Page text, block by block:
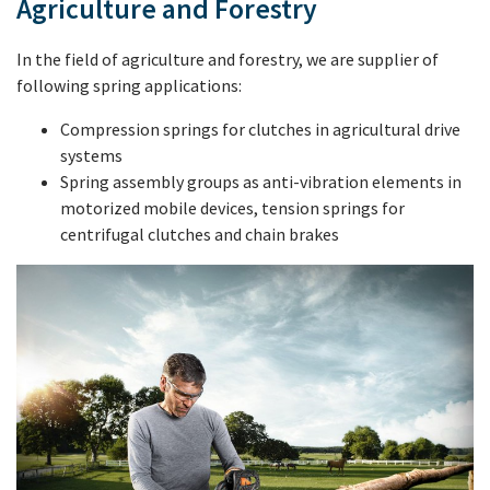
Agriculture and Forestry
In the field of agriculture and forestry, we are supplier of
following spring applications:
Compression springs for clutches in agricultural drive
systems
Spring assembly groups as anti-vibration elements in
motorized mobile devices, tension springs for
centrifugal clutches and chain brakes